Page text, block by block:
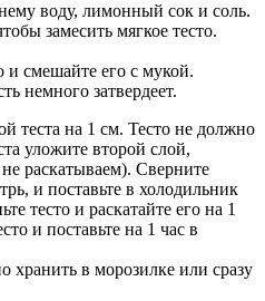
воду, лимонный сок и соль.
замесить мягкое тесто.
и смешайте его с мукой.
немного затвердеет.
теста на 1 см. Тесто не должно
уложите второй слой,
раскатываем). Сверните
и поставьте в холодильник
тесто и раскатайте его на 1
и поставьте на 1 час в
хранить в морозилке или сразу